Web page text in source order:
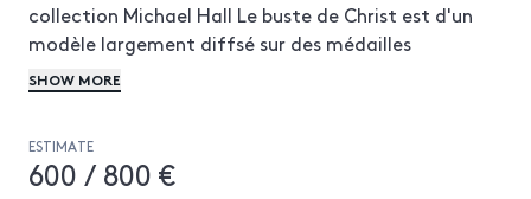
collection Michael Hall Le buste de Christ est d'un
modèle largement diffsé sur des médailles
Renaissance ; il est attribué à un artiste anonyme
dans la suite des bustes de Christ initiés par le
Crucifiion quant à elle est une composition reprise
d'un cristal de roche taillé par Giovanni Bernardi
SHOW MORE
ESTIMATE
600 / 800 €